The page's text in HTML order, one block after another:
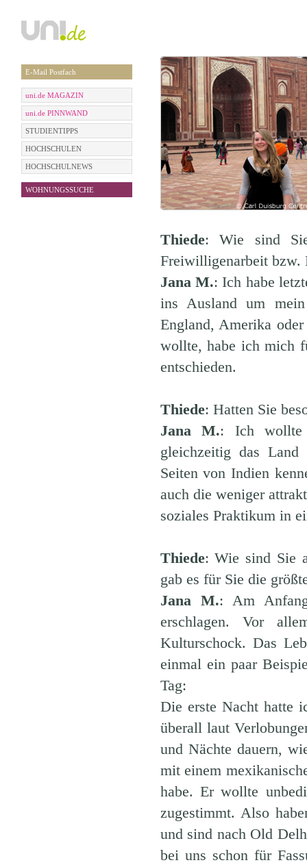
E-Mail Postfach
uni.de MAGAZIN
uni.de PINNWAND
STUDIENTIPPS
HOCHSCHULEN
HOCHSCHULNEWS
WOHNUNGSSUCHE
Thiede: Wie sind
Freiwilligenarbeit bzw.
Jana M.: Ich habe
ins Ausland um
England, Amerika
wollte, habe ich mich
entschieden.
Thiede: Hatten Sie
Jana M.: Ich wollte
gleichzeitig das
Seiten von Indien
auch die weniger
soziales Praktikum in
Thiede: Wie sind Sie
gab es für Sie die
Jana M.: Am
erschlagen. Vor
Kulturschock. Das
einmal ein paar
Tag:
Die erste Nacht hatte
überall laut
und Nächte dauern,
mit einem
habe. Er wollte
zugestimmt. Also
und sind nach Old
bei uns schon für